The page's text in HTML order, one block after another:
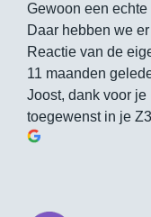
Gewoon een echte
Daar hebben we
Reactie van de
11 maanden
Joost, dank voor
toegewenst in je